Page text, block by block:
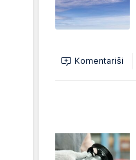
Komentariši